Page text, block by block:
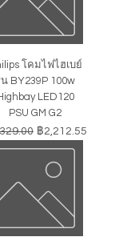
โคมไฟไฮเบย์
BY239P 100w
LED120
PSU GM G2
าปกติ
ราคาขายลด
฿2,212.55